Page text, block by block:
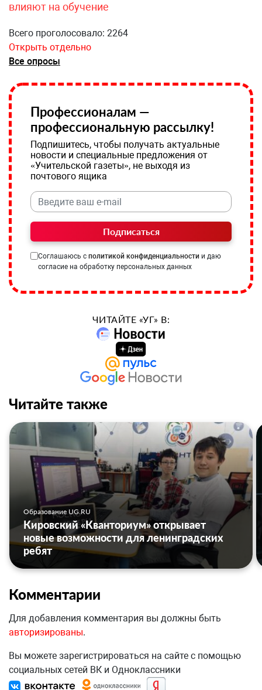
влияют на обучение
Всего проголосовало: 2264
Открыть отдельно
Все опросы
Профессионалам —
профессиональную рассылку!
Подпишитесь, чтобы получать актуальные
новости и специальные предложения от
«Учительской газеты», не выходя из
почтового ящика
Подписаться
Соглашаюсь с политикой конфиденциальности и даю
согласие на обработку персональных данных
ЧИТАЙТЕ «УГ» В:
Читайте также
Образование UG.RU
Кировский «Кванториум» открывает
новые возможности для ленинградских
ребят
Комментарии
Для добавления комментария вы должны быть
авторизированы.
Вы можете зарегистрироваться на сайте с помощью
социальных сетей ВК и Одноклассники